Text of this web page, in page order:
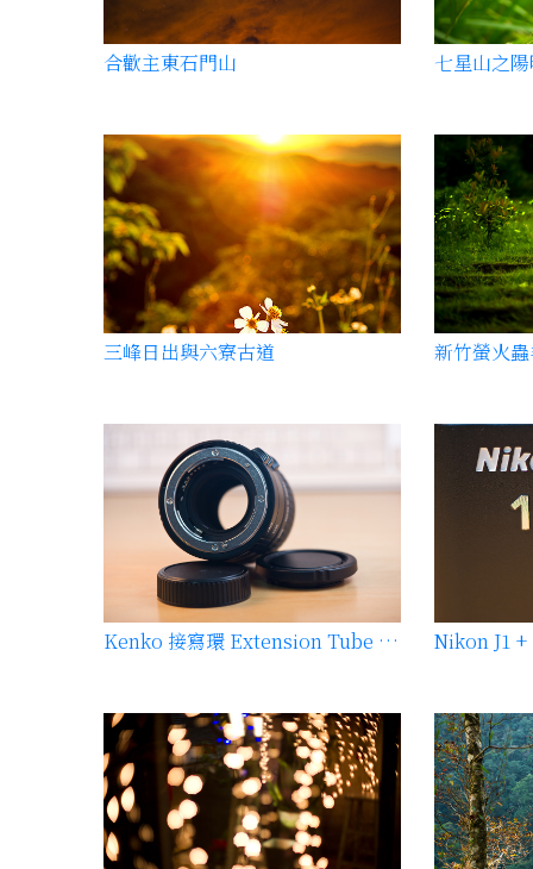
合歡主東石門山 七星山之
三峰日出與六寮古道
Kenko 接寫環 Extension Tube Set DG Nikon J1 +